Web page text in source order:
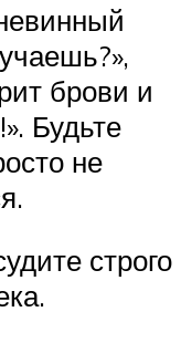
брови и
Будьте
не
строго